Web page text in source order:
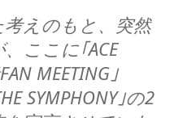
ここに｢ACE
MEETING｣
SYMPHONY｣の2